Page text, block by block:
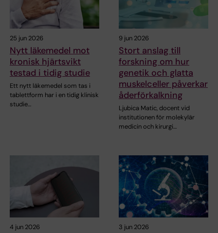
25 jun 2026
Nytt läkemedel mot
kronisk hjärtsvikt
testad i tidig studie
Ett nytt läkemedel som tas i
tablettform har i en tidig klinisk
studie…
9 jun 2026
Stort anslag till
forskning om hur
genetik och glatta
muskelceller påverkar
åderförkalkning
Ljubica Matic, docent vid
institutionen för molekylär
medicin och kirurgi…
4 jun 2026 3 jun 2026